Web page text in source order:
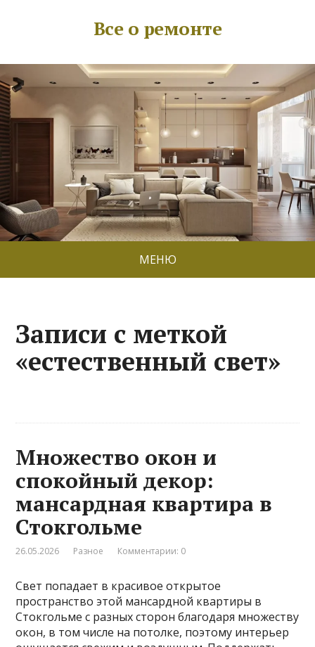
Все о ремонте
МЕНЮ
Записи с меткой
«естественный свет»
Множество окон и
спокойный декор:
мансардная квартира в
Стокгольме
26.05.2026 Разное Комментарии: 0
Свет попадает в красивое открытое
пространство этой мансардной квартиры в
Стокгольме с разных сторон благодаря множеству
окон, в том числе на потолке, поэтому интерьер